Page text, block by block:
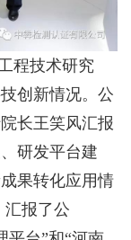
程技术研究
创新情况。公
长王笑风汇报
研发平台建
果转化应用情
汇报了公